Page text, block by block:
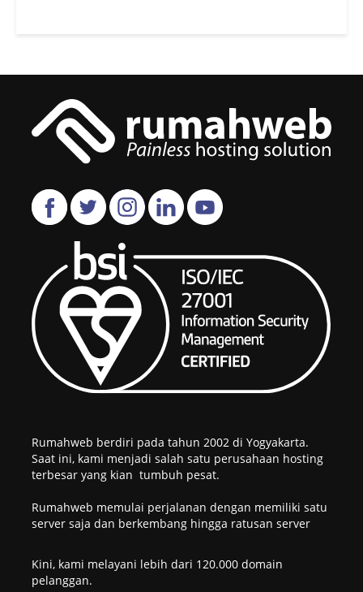
Rumahweb berdiri pada tahun 2002 di Yogyakarta.
Saat ini, kami menjadi salah satu perusahaan hosting
terbesar yang kian tumbuh pesat.
Rumahweb memulai perjalanan dengan memiliki satu
server saja dan berkembang hingga ratusan server
Kini, kami melayani lebih dari 120.000 domain
pelanggan.